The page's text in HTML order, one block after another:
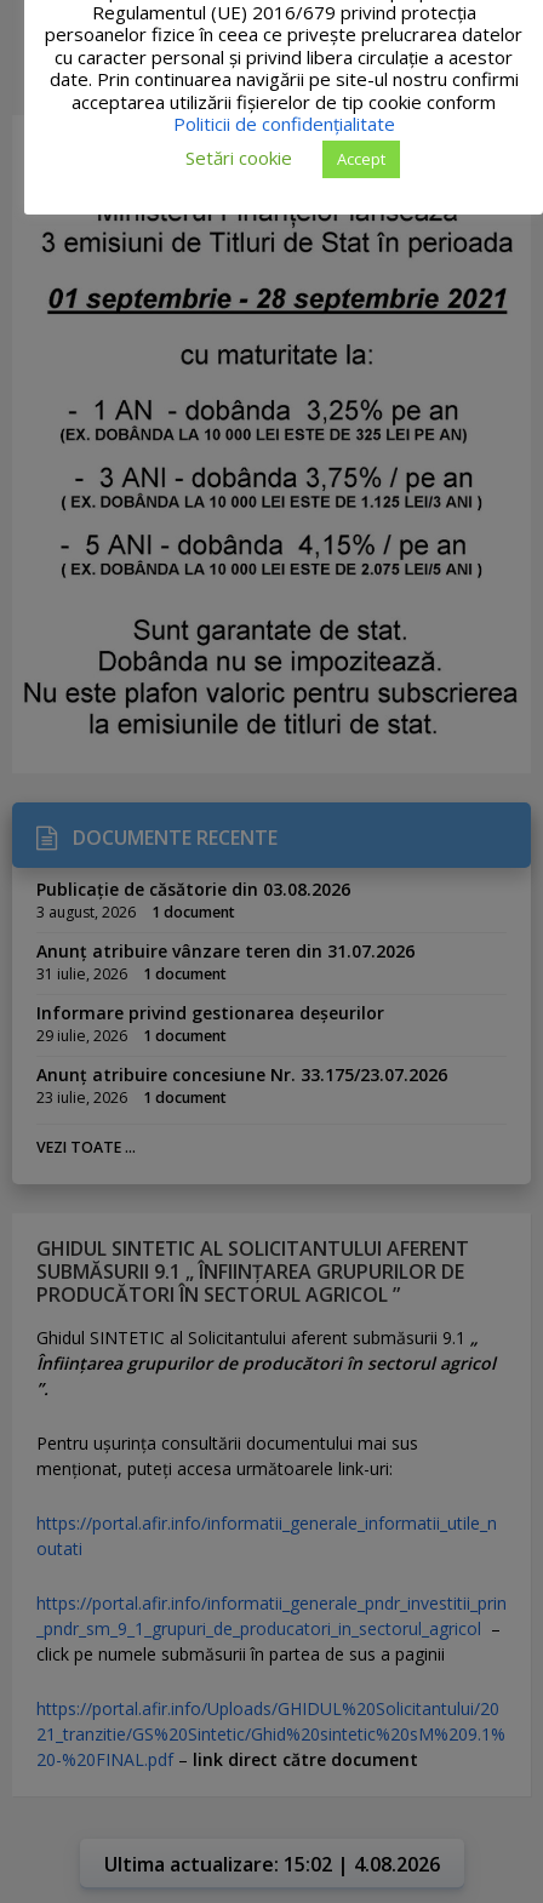
DOCUMENTE RECENTE
Publicație de căsătorie din 03.08.2026
3 august, 2026 1 document
Anunț atribuire vânzare teren din 31.07.2026
31 iulie, 2026 1 document
Informare privind gestionarea deșeurilor
29 iulie, 2026 1 document
Anunț atribuire concesiune Nr. 33.175/23.07.2026
23 iulie, 2026 1 document
VEZI TOATE ...
GHIDUL SINTETIC AL SOLICITANTULUI AFERENT
SUBMĂSURII 9.1 „ ÎNFIINȚAREA GRUPURILOR DE
PRODUCĂTORI ÎN SECTORUL AGRICOL ”
Ghidul SINTETIC al Solicitantului aferent submăsurii 9.1 „
Înființarea grupurilor de producători în sectorul agricol
”.
Pentru uşurinţa consultării documentului mai sus
menţionat, puteţi accesa următoarele link-uri:
https://portal.afir.info/informatii_generale_informatii_utile_n
outati
https://portal.afir.info/informatii_generale_pndr_investitii_prin
_pndr_sm_9_1_grupuri_de_producatori_in_sectorul_agricol –
click pe numele submăsurii în partea de sus a paginii
https://portal.afir.info/Uploads/GHIDUL%20Solicitantului/20
21_tranzitie/GS%20Sintetic/Ghid%20sintetic%20sM%209.1%
20-%20FINAL.pdf– link direct către document
Ultima actualizare: 15:02 | 4.08.2026
Regulamentul (UE) 2016/679 privind protecția
persoanelor fizice în ceea ce privește prelucrarea datelor
cu caracter personal și privind libera circulație a acestor
date. Prin continuarea navigării pe site-ul nostru confirmi
acceptarea utilizării fişierelor de tip cookie conform
Politicii de confidențialitate
Setări cookie
Accept